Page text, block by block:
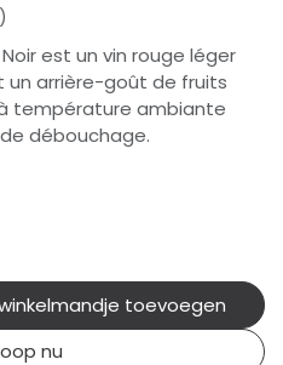
est un vin rouge léger
arrière-goût de fruits
température ambiante
débouchage.
toevoegen
nu